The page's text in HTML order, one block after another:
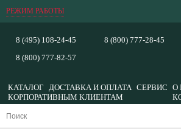
РЕЖИМ РАБОТЫ
8 (495) 108-24-45
8 (800) 777-82-57
8 (800) 777-28-45
КАТАЛОГ ДОСТАВКА И ОПЛАТА СЕРВИС О
КОРПОРАТИВНЫМ КЛИЕНТАМ